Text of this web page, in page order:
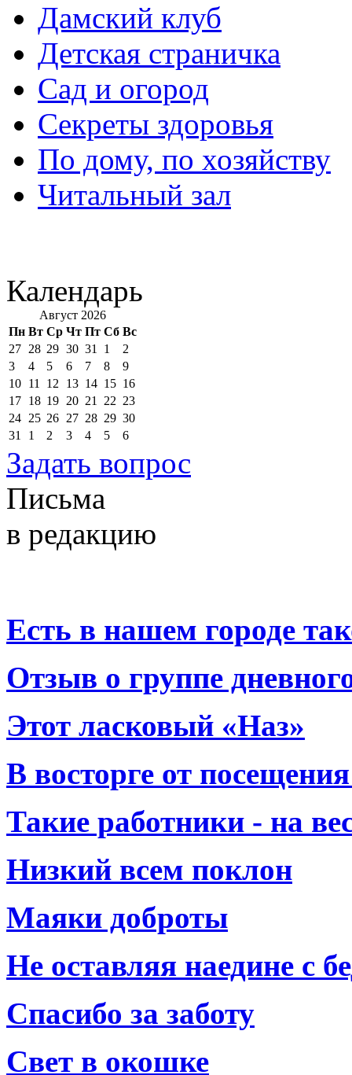
Дамский клуб
Детская страничка
Сад и огород
Секреты здоровья
По дому, по хозяйству
Читальный зал
Календарь
Август 2026
Пн Вт Ср Чт Пт Сб Вс
27 28 29 30 31 1
2
3
4 5 6 7 8
9
10 11 12 13 14 15 16
17 18 19 20 21 22 23
24 25 26 27 28 29 30
31
1 2 3 4 5 6
Задать вопрос
Письма
в редакцию
Есть в нашем городе
Отзыв о группе
Этот ласковый «Наз»
В восторге от
Такие работники - на
Низкий всем поклон
Маяки доброты
Не оставляя наедине с
Спасибо за заботу
Свет в окошке